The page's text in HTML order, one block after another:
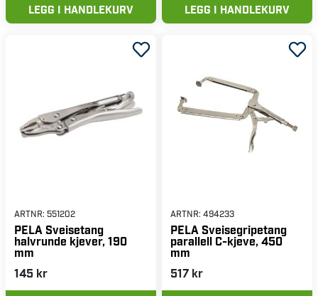
LEGG I HANDLEKURV LEGG I HANDLEKURV
ARTNR: 551202
PELA Sveisetang
halvrunde kjever, 190
mm
145 kr
ARTNR: 494233
PELA Sveisegripetang
parallell C-kjeve, 450
mm
517 kr